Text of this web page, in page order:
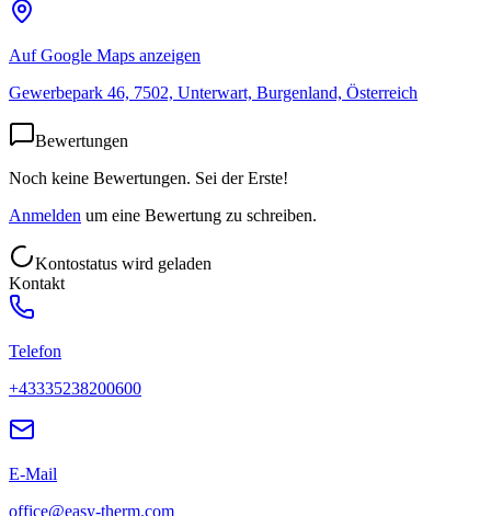
Auf Google Maps anzeigen
Gewerbepark 46, 7502, Unterwart, Burgenland, Österreich
Bewertungen
Noch keine Bewertungen. Sei der Erste!
Anmelden um eine Bewertung zu schreiben.
Kontostatus wird geladen
Kontakt
Telefon
+43335238200600
E-Mail
office@easy-therm.com